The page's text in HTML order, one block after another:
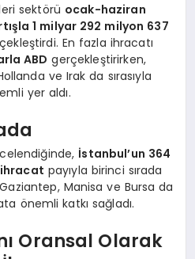
sektörü ocak-haziran
1 milyar 292 milyon 637
En fazla ihracatı
ABD gerçekleştirirken,
ve Irak da sırasıyla
yer aldı.
İstanbul’un 364
ihracat payıyla birinci sırada
Manisa ve Bursa da
önemli katkı sağladı.
Oransal Olarak